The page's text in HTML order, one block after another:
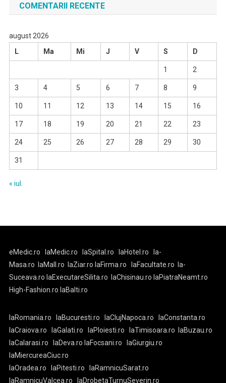
COMENTARII RECENTE
august 2026
L
Ma Mi J V S D
1 2
3 4 5 6 7 8 9
10 11 12 13 14 15 16
17 18 19 20 21 22 23
24 25 26 27 28 29 30
31
« iul.
eMedic.ro laMedic.ro laSpital.ro laHotel.ro
la-
Masa.ro
laMall.ro laZiar.ro laFirma.ro laFacultate.ro
la-
Suceava.ro laExecutareSilita.ro laChisinau.ro laPiatraNeamt.ro
High-Fashion.ro laBalti.ro
laRomania.ro laBucuresti.ro laClujNapoca.ro
laConstanta.ro
laCraiova.ro
laGalati.ro laPloiesti.ro laTimisoara.ro
laBuzau.ro
laCalarasi.ro
laDeva.ro laFocsani.ro
laGiurgiu.ro
laMiercureaCiuc.ro
laOradea.ro
laPitesti.ro
laRamnicuSarat.ro
laRamnicuValcea.ro
laDrobetaTurnuSeverin.ro